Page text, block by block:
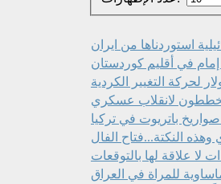
استوردناها من ايران
لحركة التغيير الكردية
يخططون لانقلاب عسكري
باتريوت في تركيا
لا علاقة لها بالتوقعات
للمراة في العراق